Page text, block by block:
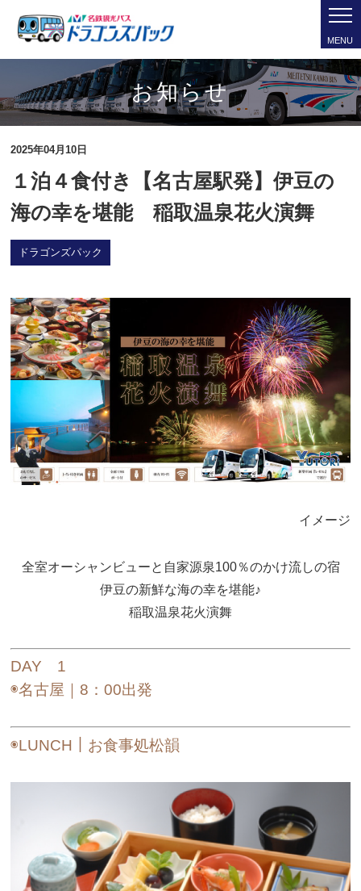
MENU
お知らせ
2025年04月10日
１泊４食付き【名古屋駅発】伊豆の
海の幸を堪能 稲取温泉花火演舞
ドラゴンズパック
イメージ
全室オーシャンビューと自家源泉100％のかけ流しの宿
伊豆の新鮮な海の幸を堪能♪
稲取温泉花火演舞
DAY 1
◉名古屋｜8：00出発
◉LUNCH｜お食事処松韻